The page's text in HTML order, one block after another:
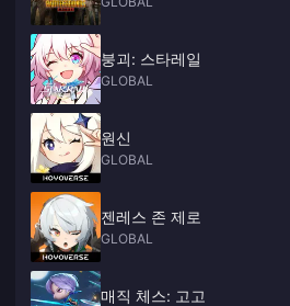
붕괴: 스타레일
GLOBAL
원신
GLOBAL
젠레스 존 제로
GLOBAL
매직 체스: 고고